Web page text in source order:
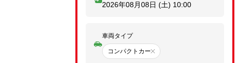
2026年08月08日 (土) 10:00
車両タイプ
コンパクトカー